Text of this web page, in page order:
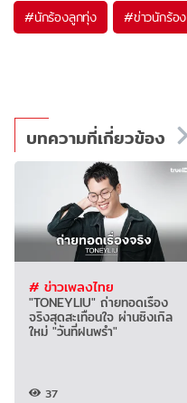
#นักร้องลูกทุ่ง #ข่าวนักร้อง
บทความที่เกี่ยวข้อง
# ข่าวเพลงไทย
"TONEYLIU" ถ่ายทอดเรื่อง
จริงสุดสะเทือนใจ ผ่านซิงเกิล
ใหม่ "วันที่ฝนพรำ"
37